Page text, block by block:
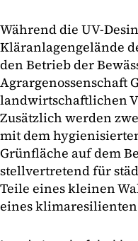
Während die UV-
Kläranlagengelände
den Betrieb der
Agrargenossenschaft
landwirtschaftlichen
Zusätzlich werden
mit dem
Grünfläche auf dem
stellvertretend für
Teile eines kleinen
eines klimaresilienten